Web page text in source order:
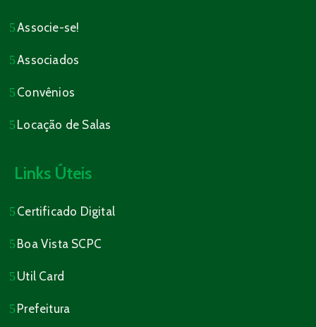
Associe-se!
Associados
Convênios
Locação de Salas
Links Úteis
Certificado Digital
Boa Vista SCPC
Util Card
Prefeitura